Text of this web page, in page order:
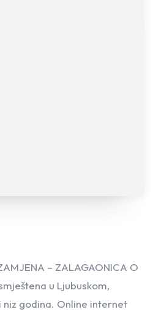
– ZALAGAONICA O
u Ljubuskom,
godina. Online internet